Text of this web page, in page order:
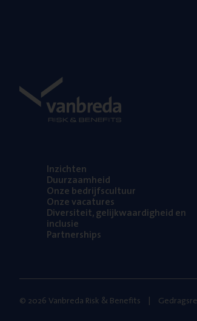
Inzich­ten
Duur­zaam­heid
Onze bedrijfs­cul­tuur
Onze vaca­tu­res
Diver­si­teit, gelijk­waar­dig­heid en
inclusie
Part­ner­ships
© 2026 Vanbreda Risk & Benefits